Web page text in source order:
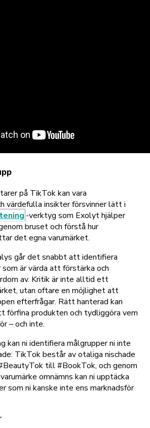
på TikTok kan vara
värdefulla insikter försvinner lätt i
-verktyg som Exolyt hjälper
bruset och förstå hur
det egna varumärket.
går det snabbt att identifiera
är värda att förstärka och
av. Kritik är inte alltid ett
utan oftare en möjlighet att
efterfrågar. Rätt hanterad kan
förfina produkten och tydliggöra vem
– och inte.
kan ni identifiera målgrupper ni inte
TikTok består av otaliga nischade
till #BookTok, och genom
omnämns kan ni upptäcka
som ni kanske inte ens marknadsför